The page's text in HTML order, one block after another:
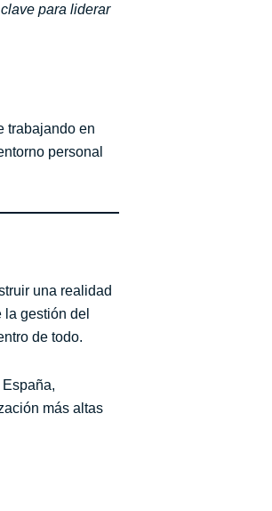
para liderar
trabajando en
personal
una realidad
gestión del
de todo.
más altas